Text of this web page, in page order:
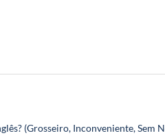
(Grosseiro, Inconveniente, Sem